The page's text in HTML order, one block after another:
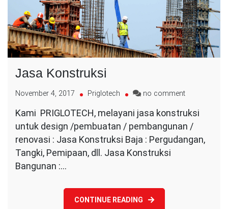
Jasa Konstruksi
November 4, 2017 Priglotech no commenton
Konstruksi
Kami PRIGLOTECH, melayani jasa konstruksi
untuk design /pembuatan / pembangunan /
renovasi : Jasa Konstruksi Baja : Pergudangan,
Tangki, Pemipaan, dll. Jasa Konstruksi
Bangunan :…
CONTINUE READING